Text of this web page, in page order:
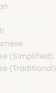
(Simplified)
(Traditional)